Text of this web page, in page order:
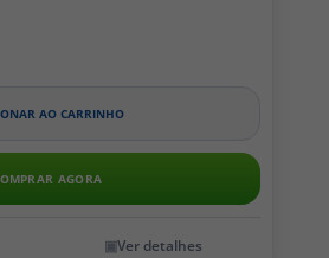
AO CARRINHO
AGORA
Ver detalhes